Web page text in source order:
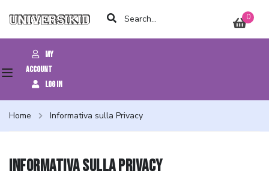
0
My
Account
Log In
Home Informativa sulla Privacy
Informativa sulla Privacy